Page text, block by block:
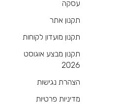
עסקה
תקנון אתר
תקנון מועדון לקוחות
תקנון מבצע אוגוסט
2026
הצהרת נגישות
מדיניות פרטיות